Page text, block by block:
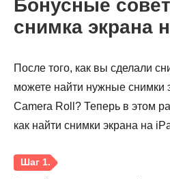
Бонусные
снимка экрана
После того, как вы сделали
можете найти нужные снимки
Camera Roll? Теперь в этом
как найти снимки экрана на